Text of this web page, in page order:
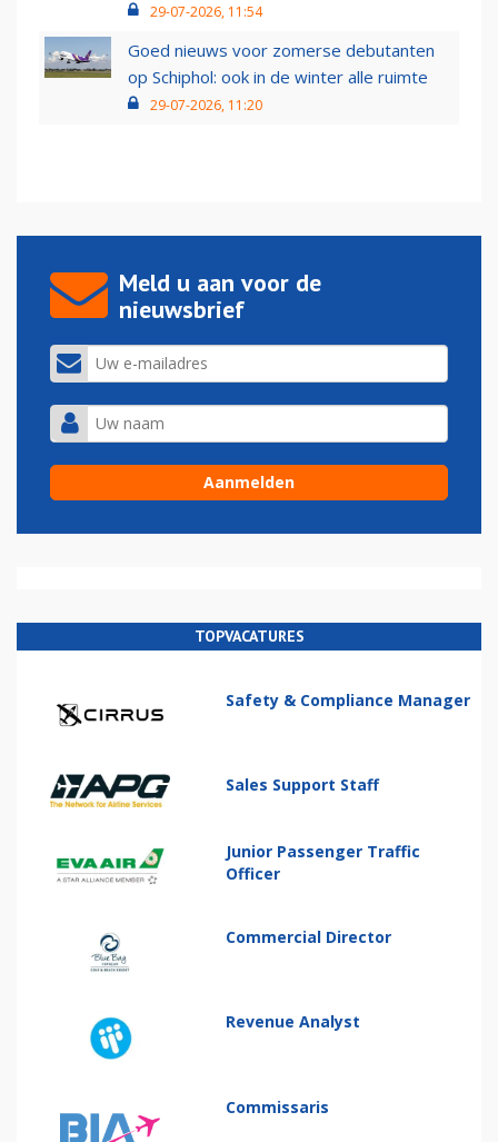
29-07-2026, 11:54
Goed nieuws voor zomerse debutanten
op Schiphol: ook in de winter alle ruimte
29-07-2026, 11:20
Meld u aan voor de
nieuwsbrief
TOPVACATURES
Safety & Compliance Manager
Sales Support Staff
Junior Passenger Traffic
Officer
Commercial Director
Revenue Analyst
Commissaris